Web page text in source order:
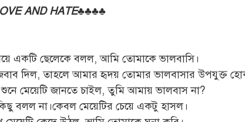
AND HATE♣♣♣♣
একটি ছেলেকে বলল, আমি তোমাকে ভালবাসি।
দিল, তাহলে আমার হৃদয় তোমার ভালবাসার উপযুক্ত
মেয়েটি জানতে চাইল, তুমি আমায় ভালবাস না?
বলল না।কেবল মেয়েটির চেয়ে একটু হাসল।